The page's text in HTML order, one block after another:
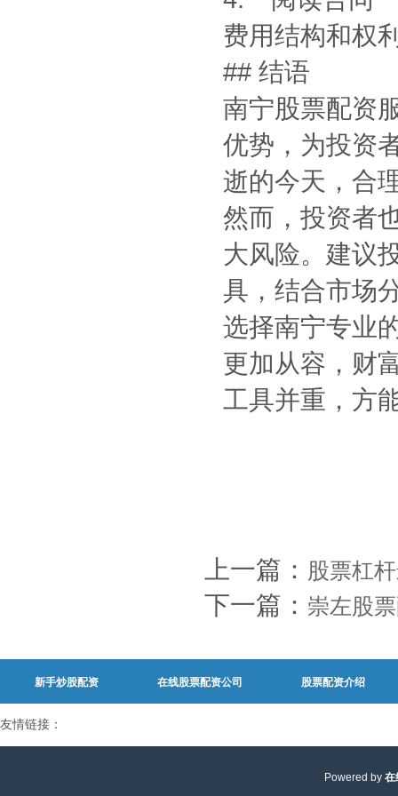
费用结构和权
## 结语
南宁股票配资
优势，为投资
逝的今天，合
然而，投资者
大风险。建议
具，结合市场
选择南宁专业
更加从容，财
工具并重，方
上一篇： 股票杠
下一篇： 崇左股
新手炒股配资 在线股票配资公司 股票配资介绍
友情链接：
Powered by 在